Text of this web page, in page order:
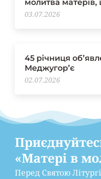
молитва матерів,
03.07.2026
45 річниця
Меджугор’є
02.07.2026
«Матері в
Перед Святою